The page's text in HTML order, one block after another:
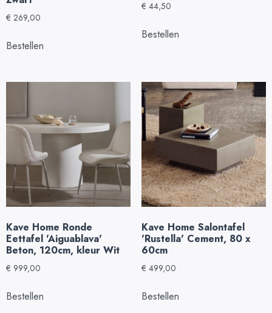
€ 269,00
Bestellen
€ 44,50
Bestellen
Kave Home Ronde
Eettafel 'Aiguablava'
Beton, 120cm, kleur Wit
€ 999,00
Bestellen
Kave Home Salontafel
'Rustella' Cement, 80 x
60cm
€ 499,00
Bestellen